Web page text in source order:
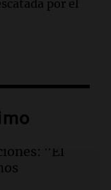
por el
trigo
y
"El